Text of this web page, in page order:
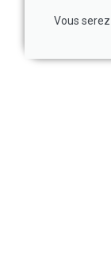
Vous